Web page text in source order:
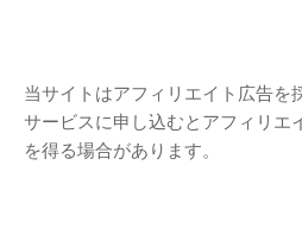
当サイトはアフィリエイト広告を
サービスに申し込むとアフィリエ
を得る場合があります。